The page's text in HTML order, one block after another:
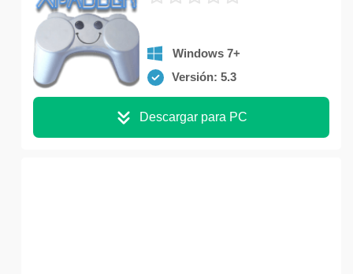
Windows 7+
Versión: 5.3
Descargar para PC